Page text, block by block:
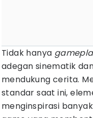
Tidak hanya
adegan sinematik
mendukung cerita.
standar saat ini,
menginspirasi